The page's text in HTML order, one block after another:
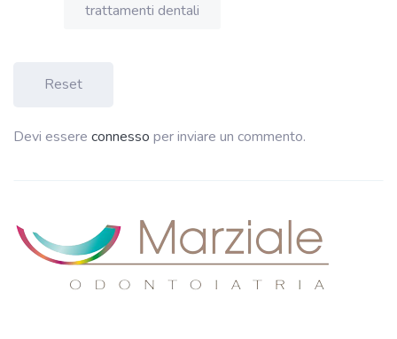
trattamenti dentali
Reset
Devi essere connesso per inviare un commento.